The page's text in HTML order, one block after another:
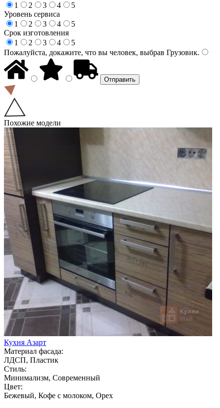
1
2 3 4
5
Уровень сервиса
1
2 3 4
5
Срок изготовления
1
2 3 4
5
Пожалуйста, докажите, что вы человек, выбрав Грузовик.
Похожие модели
Кухня Азарт
Материал фасада:
ЛДСП, Пластик
Стиль:
Минимализм, Современный
Цвет:
Бежевый, Кофе с молоком, Орех